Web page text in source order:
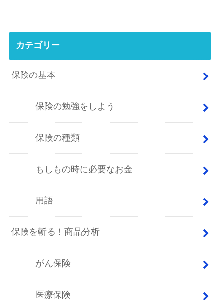
カテゴリー
保険の基本
保険の勉強をしよう
保険の種類
もしもの時に必要なお金
用語
保険を斬る！商品分析
がん保険
医療保険